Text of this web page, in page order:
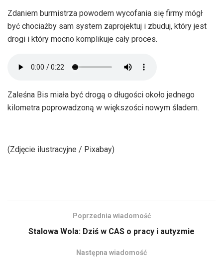
Zdaniem burmistrza powodem wycofania się firmy mógł
być chociażby sam system zaprojektuj i zbuduj, który jest
drogi i który mocno komplikuje cały proces.
Zaleśna Bis miała być drogą o długości około jednego
kilometra poprowadzoną w większości nowym śladem.
(Zdjęcie ilustracyjne / Pixabay)
Poprzednia wiadomość
Stalowa Wola: Dziś w CAS o pracy i autyzmie
Następna wiadomość